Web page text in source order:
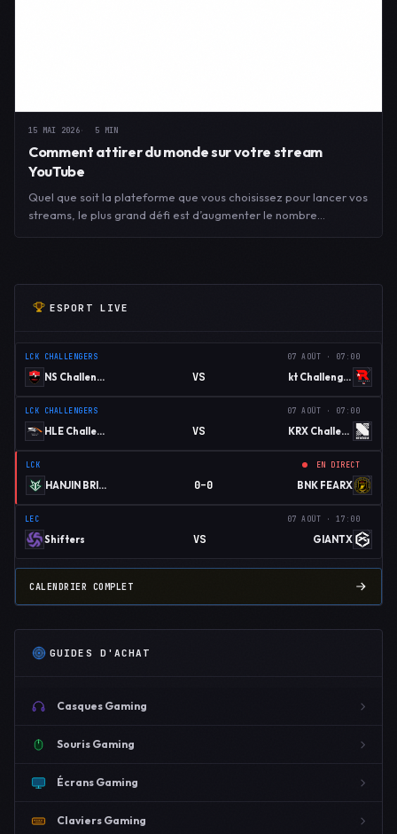
15 MAI 2026 5 MIN
Comment attirer du monde sur votre stream
YouTube
Quel que soit la plateforme que vous choisissez pour lancer vos
streams, le plus grand défi est d’augmenter le nombre…
ESPORT LIVE
LCK CHALLENGERS 07 AOÛT · 07:00
NS Challengers VS kt Challengers
LCK CHALLENGERS 07 AOÛT · 07:00
HLE Challengers VS KRX Challengers
LCK EN DIRECT
HANJIN BRION 0–0 BNK FEARX
LEC 07 AOÛT · 17:00
Shifters VS GIANTX
CALENDRIER COMPLET
GUIDES D'ACHAT
Casques Gaming
Souris Gaming
Écrans Gaming
Claviers Gaming